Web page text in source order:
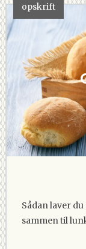
opskrift
Sådan laver
sammen til